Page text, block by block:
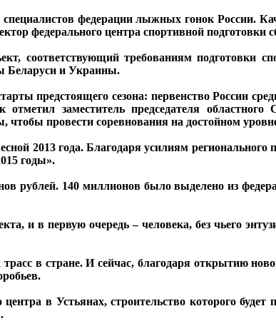
федерации лыжных гонок России.
федерального центра спортивной
соответствующий требованиям подготовки
Беларуси и Украины.
предстоящего сезона: первенство России
заместитель председателя
чтобы провести соревнования на достойном
2013 года. Благодаря усилиям
годы».
рублей. 140 миллионов было выделено из
и в первую очередь – человека, без чьего
в стране. И сейчас, благодаря открытию
в Устьянах, строительство которого будет